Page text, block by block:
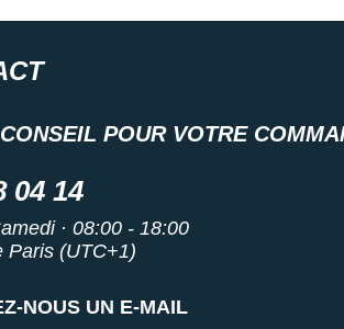
POUR VOTRE
04 14
· 08:00 - 18:00
Paris (UTC+1)
NOUS UN E-MAIL